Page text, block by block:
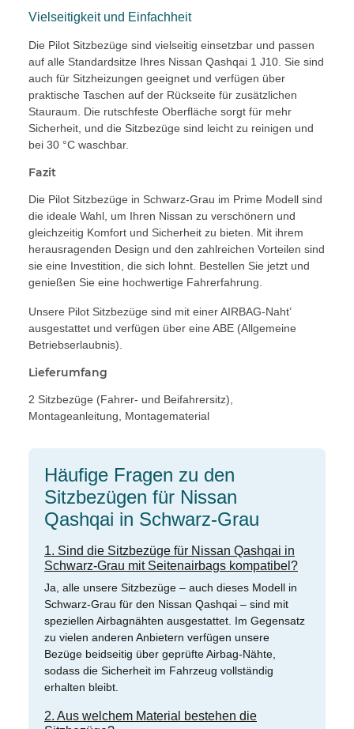
Vielseitigkeit und Einfachheit
Die Pilot Sitzbezüge sind vielseitig einsetzbar und passen
auf alle Standardsitze Ihres Nissan Qashqai 1 J10. Sie sind
auch für Sitzheizungen geeignet und verfügen über
praktische Taschen auf der Rückseite für zusätzlichen
Stauraum. Die rutschfeste Oberfläche sorgt für mehr
Sicherheit, und die Sitzbezüge sind leicht zu reinigen und
bei 30 °C waschbar.
Fazit
Die Pilot Sitzbezüge in Schwarz-Grau im Prime Modell sind
die ideale Wahl, um Ihren Nissan zu verschönern und
gleichzeitig Komfort und Sicherheit zu bieten. Mit ihrem
herausragenden Design und den zahlreichen Vorteilen sind
sie eine Investition, die sich lohnt. Bestellen Sie jetzt und
genießen Sie eine hochwertige Fahrerfahrung.
Unsere Pilot Sitzbezüge sind mit einer AIRBAG-Naht’
ausgestattet und verfügen über eine ABE (Allgemeine
Betriebserlaubnis).
Lieferumfang
2 Sitzbezüge (Fahrer- und Beifahrersitz),
Montageanleitung, Montagematerial
Häufige Fragen zu den
Sitzbezügen für Nissan
Qashqai in Schwarz-Grau
1. Sind die Sitzbezüge für Nissan Qashqai in
Schwarz-Grau mit Seitenairbags kompatibel?
Ja, alle unsere Sitzbezüge – auch dieses Modell in
Schwarz-Grau für den Nissan Qashqai – sind mit
speziellen Airbagnähten ausgestattet. Im Gegensatz
zu vielen anderen Anbietern verfügen unsere
Bezüge beidseitig über geprüfte Airbag-Nähte,
sodass die Sicherheit im Fahrzeug vollständig
erhalten bleibt.
2. Aus welchem Material bestehen die